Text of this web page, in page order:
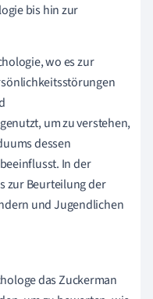
bis hin zur
wo es zur
um zu verstehen,
dessen
In der
zur Beurteilung der
und Jugendlichen
das Zuckerman